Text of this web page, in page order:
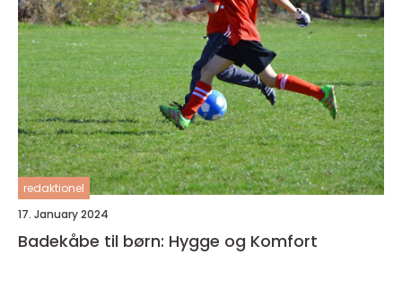
redaktionel
17. January 2024
Badekåbe til børn: Hygge og Komfort